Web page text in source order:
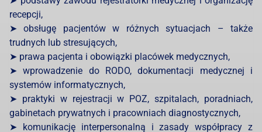
recepcji,
➤ obsługę pacjentów w różnych sytuacjach – także
trudnych lub stresujących,
➤ prawa pacjenta i obowiązki placówek medycznych,
➤ wprowadzenie do RODO, dokumentacji medycznej i
systemów informatycznych,
➤ praktyki w rejestracji w POZ, szpitalach, poradniach,
gabinetach prywatnych i pracowniach diagnostycznych,
➤ komunikację interpersonalną i zasady współpracy z